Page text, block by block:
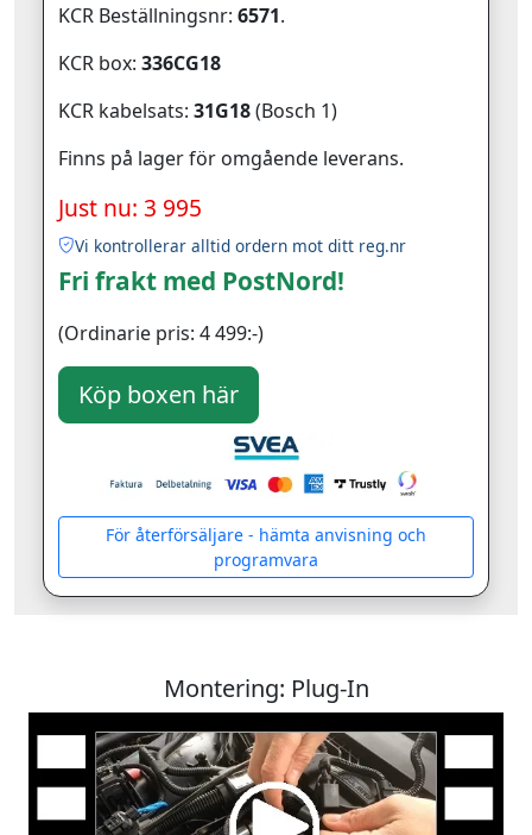
KCR Beställningsnr: 6571.
KCR box: 336CG18
KCR kabelsats: 31G18(Bosch 1)
Finns på lager för omgående leverans.
Just nu: 3 995
Vi kontrollerar alltid ordern mot ditt reg.nr
Fri frakt med PostNord!
(Ordinarie pris: 4 499:-)
För återförsäljare - hämta anvisning och
programvara
Montering: Plug-In